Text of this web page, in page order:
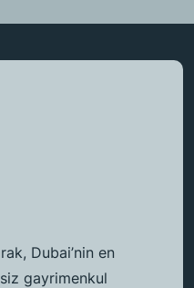
Dubai’nin en
gayrimenkul